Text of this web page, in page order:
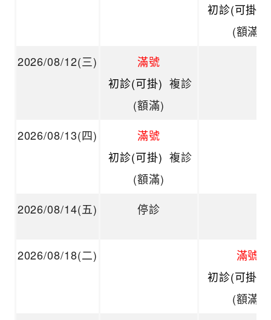
初診(可掛)
(額滿)
2026/08/12(三)
滿號
初診(可掛) 複診
(額滿)
2026/08/13(四)
滿號
初診(可掛) 複診
(額滿)
2026/08/14(五)
停診
2026/08/18(二)
滿號
初診(可掛)
(額滿)